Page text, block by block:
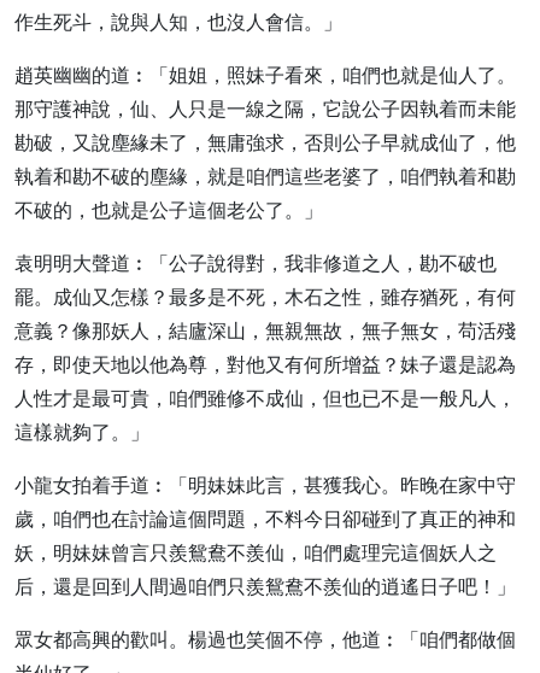
作生死斗，說與人知，也沒人會信。」
趙英幽幽的道︰「姐姐，照妹子看來，咱們也就是仙人了。
那守護神說，仙、人只是一線之隔，它說公子因執着而未能
勘破，又說塵緣未了，無庸強求，否則公子早就成仙了，他
執着和勘不破的塵緣，就是咱們這些老婆了，咱們執着和勘
不破的，也就是公子這個老公了。」
袁明明大聲道︰「公子說得對，我非修道之人，勘不破也
罷。成仙又怎樣？最多是不死，木石之性，雖存猶死，有何
意義？像那妖人，結廬深山，無親無故，無子無女，苟活殘
存，即使天地以他為尊，對他又有何所增益？妹子還是認為
人性才是最可貴，咱們雖修不成仙，但也已不是一般凡人，
這樣就夠了。」
小龍女拍着手道︰「明妹妹此言，甚獲我心。昨晚在家中守
歲，咱們也在討論這個問題，不料今日卻碰到了真正的神和
妖，明妹妹曾言只羨鴛鴦不羨仙，咱們處理完這個妖人之
后，還是回到人間過咱們只羨鴛鴦不羨仙的逍遙日子吧！」
眾女都高興的歡叫。楊過也笑個不停，他道︰「咱們都做個